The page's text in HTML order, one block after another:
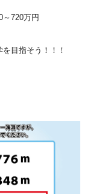
720万円
そう！！！